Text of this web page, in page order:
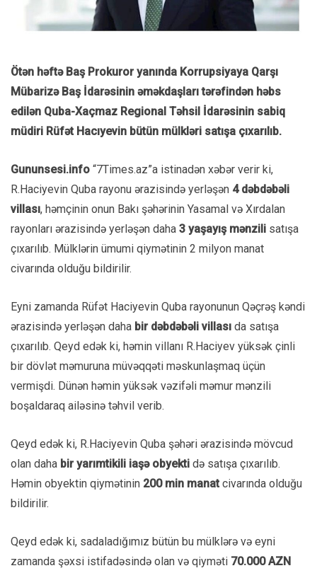
Ötən həftə Baş Prokuror yanında Korrupsiyaya Qarşı
Mübarizə Baş İdarəsinin əməkdaşları tərəfindən həbs
edilən Quba-Xaçmaz Regional Təhsil İdarəsinin sabiq
müdiri Rüfət Hacıyevin bütün mülkləri satışa çıxarılıb.
Gununsesi.info “7Times.az”a istinadən xəbər verir ki,
R.Haciyevin Quba rayonu ərazisində yerləşən 4 dəbdəbəli
villası, həmçinin onun Bakı şəhərinin Yasamal və Xırdalan
rayonları ərazisində yerləşən daha 3 yaşayış mənzili satışa
çıxarılıb. Mülklərin ümumi qiymətinin 2 milyon manat
civarında olduğu bildirilir.
Eyni zamanda Rüfət Haciyevin Quba rayonunun Qəçrəş kəndi
ərazisində yerləşən daha bir dəbdəbəli villası da satışa
çıxarılıb. Qeyd edək ki, həmin villanı R.Haciyev yüksək çinli
bir dövlət məmuruna müvəqqəti məskunlaşmaq üçün
vermişdi. Dünən həmin yüksək vəzifəli məmur mənzili
boşaldaraq ailəsinə təhvil verib.
Qeyd edək ki, R.Haciyevin Quba şəhəri ərazisində mövcud
olan daha bir yarımtikili iaşə obyekti də satışa çıxarılıb.
Həmin obyektin qiymətinin 200 min manat civarında olduğu
bildirilir.
Qeyd edək ki, sadaladığımız bütün bu mülklərə və eyni
zamanda şəxsi istifadəsində olan və qiyməti 70.000 AZN